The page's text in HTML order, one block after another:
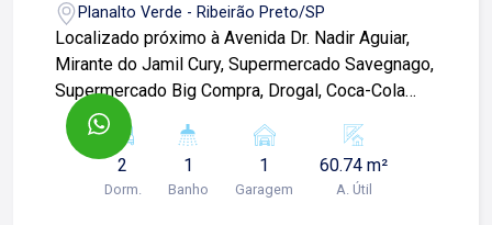
Planalto Verde - Ribeirão Preto/SP
Localizado próximo à Avenida Dr. Nadir Aguiar,
Mirante do Jamil Cury, Supermercado Savegnago,
Supermercado Big Compra, Drogal, Coca-Cola
Andina e diversos comércios. Apartamento de
60m² com: - 02 quartos; - Banheiro social; - Sala
02 ambientes com sacada; - Cozinha; - Área de
serviços; - 01 vaga de garagem coberta.
2
Dorm.
1
Banho
1
Garagem
60.74 m²
A. Útil